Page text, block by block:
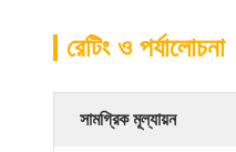
রেটিং ও পর্যালোচনা
সামগ্রিক মূল্যায়ন